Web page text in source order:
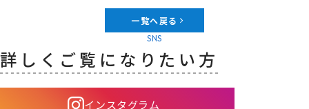
一覧へ戻る
SNS
詳しくご覧になりたい方
インスタグラム